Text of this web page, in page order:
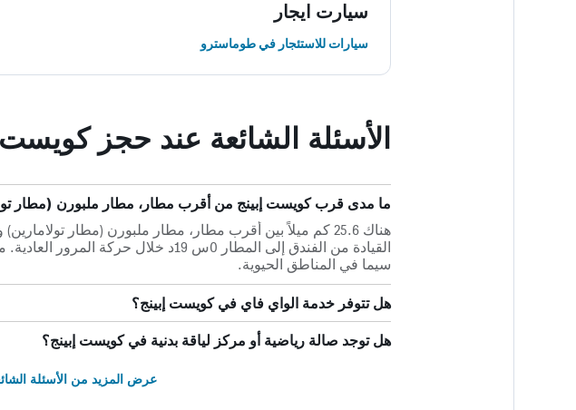
سيارت ايجار
سيارات للاستئجار في طوماسترو
الأسئلة الشائعة عند حجز كويست
ما مدى قرب كويست إبينج من أقرب مطار، مطار ملبورن (مطار
هناك 25.6 كم ميلاً بين أقرب مطار، مطار ملبورن (مطار
القيادة من الفندق إلى المطار 0س 19د خلال
سيما في المناطق الحيوية.
هل تتوفر خدمة الواي فاي في كويست إبينج؟
هل توجد صالة رياضية أو مركز لياقة بدنية في كويست إبينج؟
عرض المزيد من الأسئلة